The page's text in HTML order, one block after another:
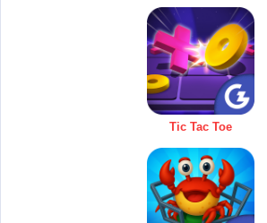
Tic Tac Toe